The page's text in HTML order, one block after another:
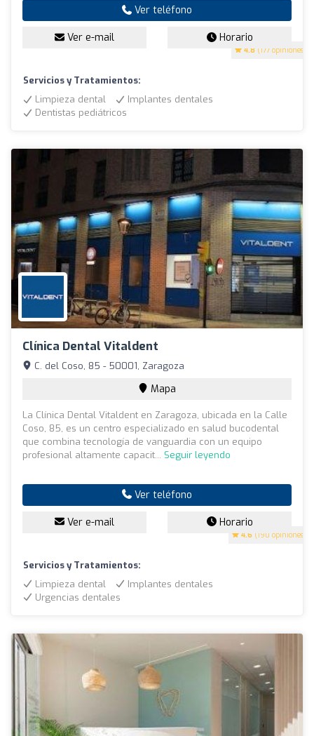
4.8 (177 opiniones)
Ver teléfono
Ver e-mail Horario
Servicios y Tratamientos:
Limpieza dental
Implantes dentales
Dentistas pediátricos
Clínica Dental Vitaldent
4.6 (190 opiniones)
C. del Coso, 85 - 50001, Zaragoza
Mapa
La Clínica Dental Vitaldent en Zaragoza, ubicada en la Calle
Coso, 85, es un centro especializado en salud bucodental
que combina tecnología de vanguardia con un equipo
profesional altamente capacit... Seguir leyendo
Ver teléfono
Ver e-mail Horario
Servicios y Tratamientos:
Limpieza dental
Implantes dentales
Urgencias dentales